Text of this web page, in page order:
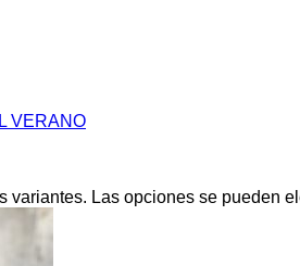
VERANO
variantes. Las opciones se pueden